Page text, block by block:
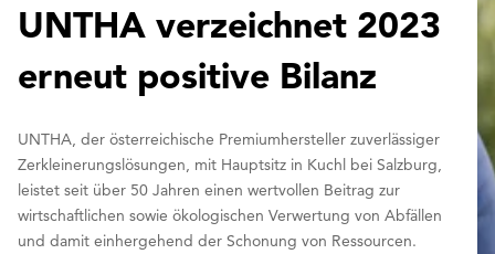
UNTHA verzeichnet 2023
erneut positive Bilanz
UNTHA, der österreichische Premiumhersteller zuverlässiger
Zerkleinerungslösungen, mit Hauptsitz in Kuchl bei Salzburg,
leistet seit über 50 Jahren einen wertvollen Beitrag zur
wirtschaftlichen sowie ökologischen Verwertung von Abfällen
und damit einhergehend der Schonung von Ressourcen.